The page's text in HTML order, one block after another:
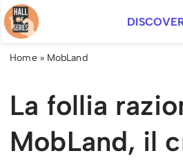
Vai
al
Home» MobLand
La follia
MobLand, il